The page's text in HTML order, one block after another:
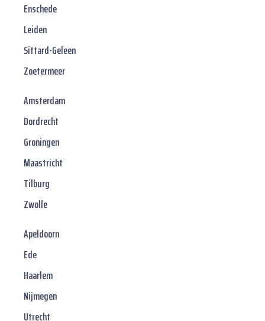
Enschede
Leiden
Sittard-Geleen
Zoetermeer
Amsterdam
Dordrecht
Groningen
Maastricht
Tilburg
Zwolle
Apeldoorn
Ede
Haarlem
Nijmegen
Utrecht